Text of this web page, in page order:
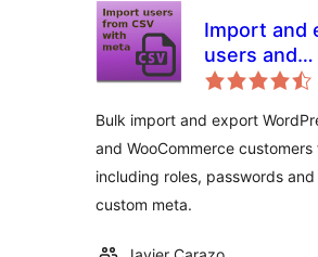
Import and
users and
customers
Bulk import and export
and WooCommerce customers
including roles, passwords
custom meta.